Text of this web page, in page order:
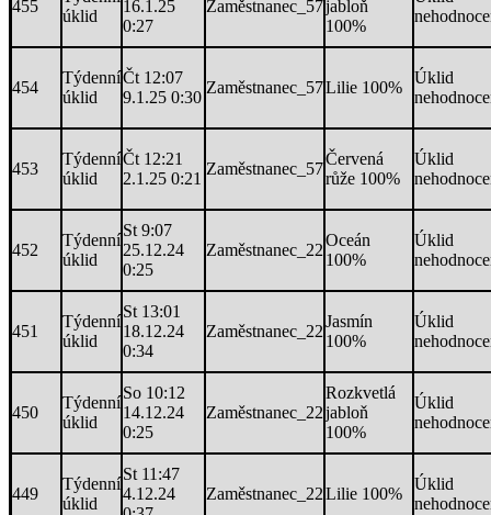
455
úklid
16.1.25
0:27
Zaměstnanec_57jabloň
100%
454
Týdenní
úklid
Čt 12:07
9.1.25 0:30
Zaměstnanec_57Lilie 100%
Úklid
453
Týdenní
úklid
Čt 12:21
2.1.25 0:21
Zaměstnanec_57
Červená
růže 100%
Úklid
452
Týdenní
úklid
St 9:07
25.12.24
0:25
Zaměstnanec_22
Oceán
100%
Úklid
451
Týdenní
úklid
St 13:01
18.12.24
0:34
Zaměstnanec_22
Jasmín
100%
Úklid
450
Týdenní
úklid
So 10:12
14.12.24
0:25
Zaměstnanec_22
Rozkvetlá
jabloň
100%
Úklid
449
Týdenní
úklid
St 11:47
4.12.24
Zaměstnanec_22Lilie 100%
Úklid